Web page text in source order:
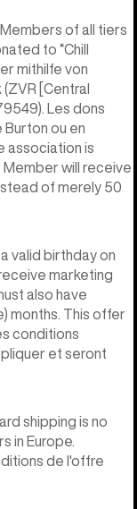
Members of all tiers
to “Chill
mithilfe von
[Central
Les dons
ou en
association is
Member will receive
of merely 50
valid birthday on
marketing
also have
months. This offer
conditions
et seront
shipping is no
in Europe.
de l'offre